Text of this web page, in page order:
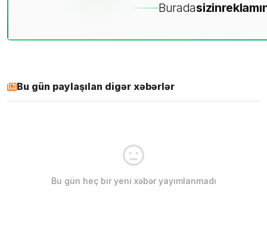
Buradasizin
Bu gün paylaşılan digər xəbərlər
Bu gün heç bir yeni xəbər yayımlanmadı